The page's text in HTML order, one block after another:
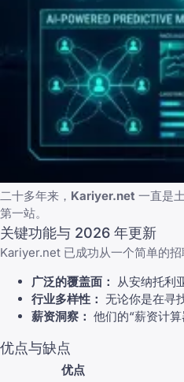
二十多年来， Kariyer.net 一直是
第一站。
关键功能与 2026 年更新
Kariyer.net 已成功从一个简单的
广泛的覆盖面： 从安纳托利
行业多样性： 无论你是在寻
薪资洞察： 他们的“薪资计
优点与缺点
优点